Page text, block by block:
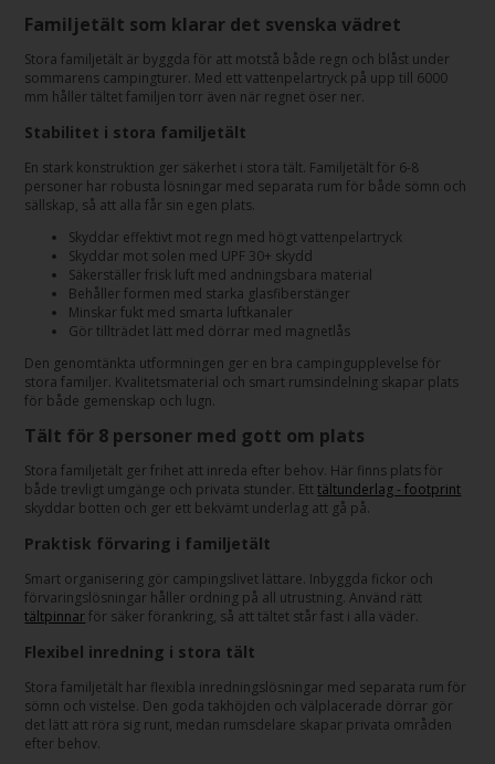
Familjetält som klarar det svenska vädret
Stora familjetält är byggda för att motstå både regn och blåst under
sommarens campingturer. Med ett vattenpelartryck på upp till 6000
mm håller tältet familjen torr även när regnet öser ner.
Stabilitet i stora familjetält
En stark konstruktion ger säkerhet i stora tält. Familjetält för 6-8
personer har robusta lösningar med separata rum för både sömn och
sällskap, så att alla får sin egen plats.
Skyddar effektivt mot regn med högt vattenpelartryck
Skyddar mot solen med UPF 30+ skydd
Säkerställer frisk luft med andningsbara material
Behåller formen med starka glasfiberstänger
Minskar fukt med smarta luftkanaler
Gör tillträdet lätt med dörrar med magnetlås
Den genomtänkta utformningen ger en bra campingupplevelse för
stora familjer. Kvalitetsmaterial och smart rumsindelning skapar plats
för både gemenskap och lugn.
Tält för 8 personer med gott om plats
Stora familjetält ger frihet att inreda efter behov. Här finns plats för
både trevligt umgänge och privata stunder. Etttältunderlag - footprint
skyddar botten och ger ett bekvämt underlag att gå på.
Praktisk förvaring i familjetält
Smart organisering gör campingslivet lättare. Inbyggda fickor och
förvaringslösningar håller ordning på all utrustning. Använd rätt
tältpinnarför säker förankring, så att tältet står fast i alla väder.
Flexibel inredning i stora tält
Stora familjetält har flexibla inredningslösningar med separata rum för
sömn och vistelse. Den goda takhöjden och välplacerade dörrar gör
det lätt att röra sig runt, medan rumsdelare skapar privata områden
efter behov.